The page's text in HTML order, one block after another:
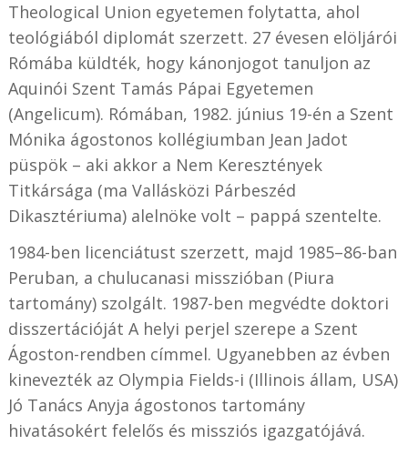
Theological Union egyetemen folytatta, ahol
teológiából diplomát szerzett. 27 évesen elöljárói
Rómába küldték, hogy kánonjogot tanuljon az
Aquinói Szent Tamás Pápai Egyetemen
(Angelicum). Rómában, 1982. június 19-én a Szent
Mónika ágostonos kollégiumban Jean Jadot
püspök – aki akkor a Nem Keresztények
Titkársága (ma Vallásközi Párbeszéd
Dikasztériuma) alelnöke volt – pappá szentelte.
1984-ben licenciátust szerzett, majd 1985–86-ban
Peruban, a chulucanasi misszióban (Piura
tartomány) szolgált. 1987-ben megvédte doktori
disszertációját A helyi perjel szerepe a Szent
Ágoston-rendben címmel. Ugyanebben az évben
kinevezték az Olympia Fields-i (Illinois állam, USA)
Jó Tanács Anyja ágostonos tartomány
hivatásokért felelős és missziós igazgatójává.